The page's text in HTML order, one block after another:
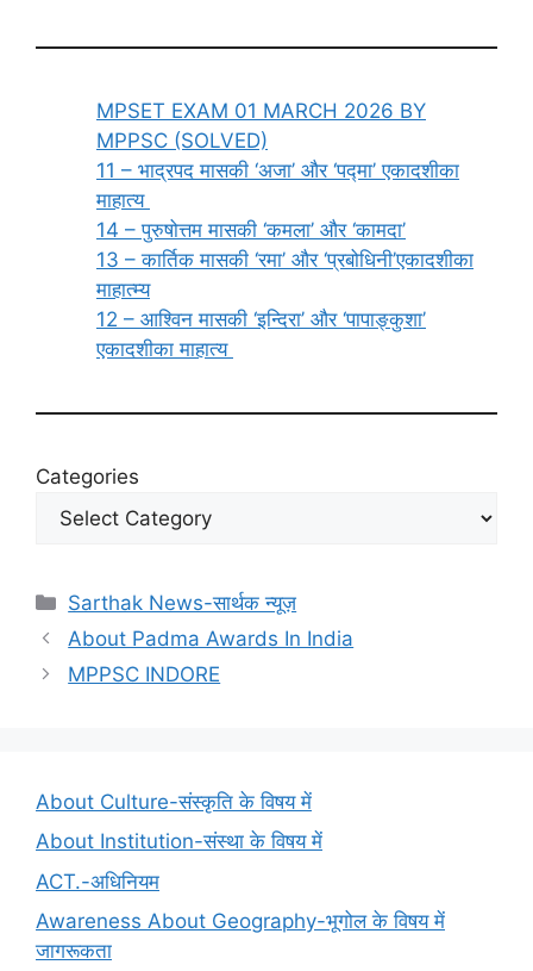
MPSET EXAM 01 MARCH 2026 BY
MPPSC (SOLVED)
11 – भाद्रपद मासकी ‘अजा’ और ‘पद्मा’ एकादशीका
माहात्य
14 – पुरुषोत्तम मासकी ‘कमला’ और ‘कामदा’
13 – कार्तिक मासकी ‘रमा’ और ‘प्रबोधिनी’एकादशीका
माहात्म्य
12 – आश्विन मासकी ‘इन्दिरा’ और ‘पापाङ्कुशा’
एकादशीका माहात्य
Categories
Categories
Sarthak News-सार्थक न्यूज़
About Padma Awards In India
MPPSC INDORE
About Culture-संस्कृति के विषय में
About Institution-संस्था के विषय में
ACT.-अधिनियम
Awareness About Geography-भूगोल के विषय में
जागरूकता